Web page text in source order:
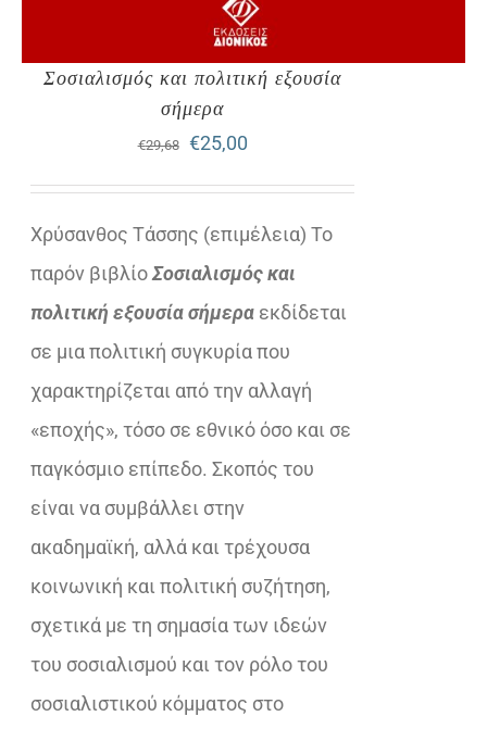
Σοσιαλισμός και πολιτική εξουσία
σήμερα
€29,68
Original
price
€29,68.
€25,00Η
τρέχουσα
τιμή
είναι:
€25,00.
Χρύσανθος Τάσσης (επιμέλεια) Το
παρόν βιβλίοΣοσιαλισμός και
πολιτική εξουσία σήμερα εκδίδεται
σε μια πολιτική συγκυρία που
χαρακτηρίζεται από την αλλαγή
«εποχής», τόσο σε εθνικό όσο και σε
παγκόσμιο επίπεδο. Σκοπός του
είναι να συμβάλλει στην
ακαδημαϊκή, αλλά και τρέχουσα
κοινωνική και πολιτική συζήτηση,
σχετικά με τη σημασία των ιδεών
του σοσιαλισμού και τον ρόλο του
σοσιαλιστικού κόμματος στο